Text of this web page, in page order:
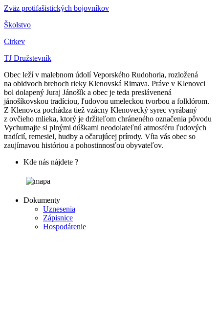
Zväz protifašistických bojovníkov
Školstvo
Cirkev
TJ Družstevník
Obec leží v malebnom údolí Veporského Rudohoria, rozložená
na obidvoch brehoch rieky Klenovská Rimava. Práve v Klenovci
bol dolapený Juraj Jánošík a obec je teda preslávenená
jánošíkovskou tradíciou, ľudovou umeleckou tvorbou a folklórom.
Z Klenovca pochádza tiež vzácny Klenovecký syrec vyrábaný
z ovčieho mlieka, ktorý je držiteľom chráneného označenia pôvodu
Vychutnajte si plnými dúškami neodolateľnú atmosféru ľudových
tradícií, remesiel, hudby a očarujúcej prírody. Víta vás obec so
zaujímavou históriou a pohostinnosťou obyvateľov.
Kde nás nájdete ?
Dokumenty
Uznesenia
Zápisnice
Hospodárenie